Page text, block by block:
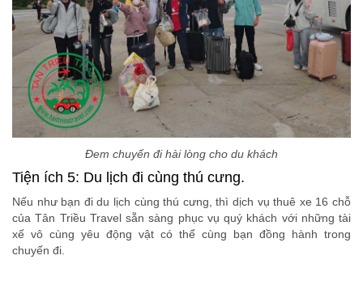
Đem chuyến đi hài lòng cho du khách
Tiện ích 5: Du lịch đi cùng thú cưng.
Nếu như bạn đi du lịch cùng thú cưng, thì dịch vụ thuê xe 16 chỗ
của Tân Triều Travel sẵn sàng phục vụ quý khách với những tài
xế vô cùng yêu động vật có thể cùng bạn đồng hành trong
chuyến đi.